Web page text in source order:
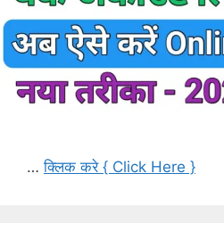
…क्लिक करे { Click Here }